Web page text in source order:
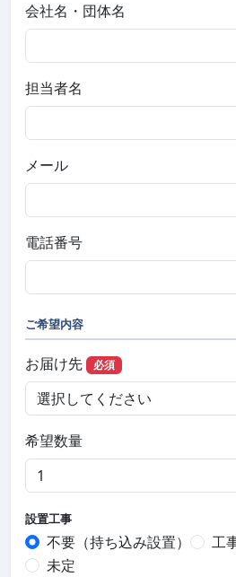
会社名・団体名
担当者名
メール
電話番号
ご希望内容
お届け先 必須
希望数量
設置工事
不要（持ち込み設置）
工
未定